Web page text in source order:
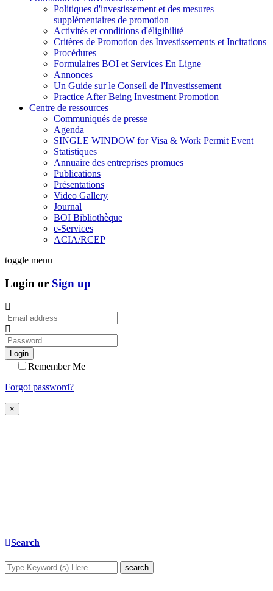
Politiques d'investissement et des mesures
supplémentaires de promotion
Activités et conditions d'éligibilité
Critères de Promotion des Investissements et Incitations
Procédures
Formulaires BOI et Services En Ligne
Annonces
Un Guide sur le Conseil de l'Investissement
Practice After Being Investment Promotion
Centre de ressources
Communiqués de presse
Agenda
SINGLE WINDOW for Visa & Work Permit Event
Statistiques
Annuaire des entreprises promues
Publications
Présentations
Video Gallery
Journal
BOI Bibliothèque
e-Services
ACIA/RCEP
toggle menu
Login or Sign up
Login
Remember Me
Forgot password?
×
Search
search